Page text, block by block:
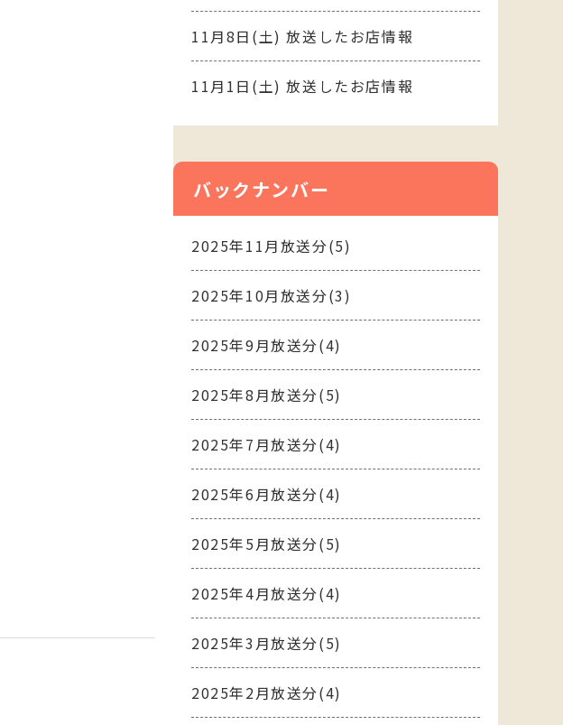
11月8日(土) 放送したお店情報
11月1日(土) 放送したお店情報
バックナンバー
2025年11月放送分(5)
2025年10月放送分(3)
2025年9月放送分(4)
2025年8月放送分(5)
2025年7月放送分(4)
2025年6月放送分(4)
2025年5月放送分(5)
2025年4月放送分(4)
2025年3月放送分(5)
2025年2月放送分(4)